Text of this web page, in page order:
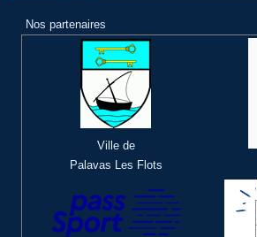
Nos partenaires
Ville de
Palavas Les Flots